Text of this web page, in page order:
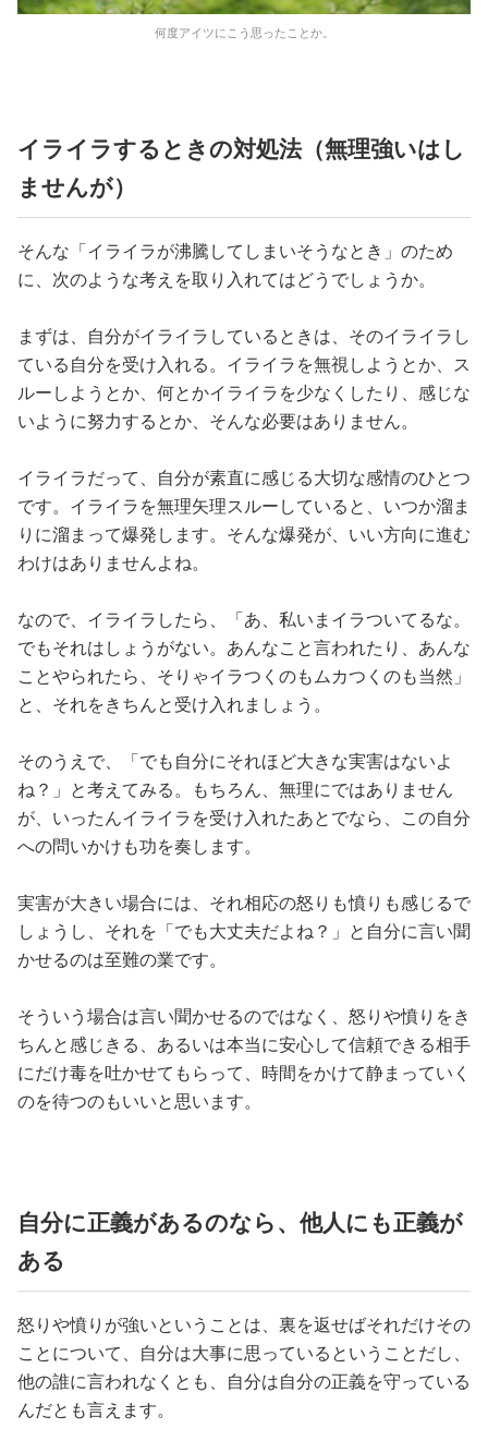
何度アイツにこう思ったことか。
イライラするときの対処法（無理強いはし
ませんが）
そんな「イライラが沸騰してしまいそうなとき」のため
に、次のような考えを取り入れてはどうでしょうか。
まずは、自分がイライラしているときは、そのイライラし
ている自分を受け入れる。イライラを無視しようとか、ス
ルーしようとか、何とかイライラを少なくしたり、感じな
いように努力するとか、そんな必要はありません。
イライラだって、自分が素直に感じる大切な感情のひとつ
です。イライラを無理矢理スルーしていると、いつか溜ま
りに溜まって爆発します。そんな爆発が、いい方向に進む
わけはありませんよね。
なので、イライラしたら、「あ、私いまイラついてるな。
でもそれはしょうがない。あんなこと言われたり、あんな
ことやられたら、そりゃイラつくのもムカつくのも当然」
と、それをきちんと受け入れましょう。
そのうえで、「でも自分にそれほど大きな実害はないよ
ね？」と考えてみる。もちろん、無理にではありません
が、いったんイライラを受け入れたあとでなら、この自分
への問いかけも功を奏します。
実害が大きい場合には、それ相応の怒りも憤りも感じるで
しょうし、それを「でも大丈夫だよね？」と自分に言い聞
かせるのは至難の業です。
そういう場合は言い聞かせるのではなく、怒りや憤りをき
ちんと感じきる、あるいは本当に安心して信頼できる相手
にだけ毒を吐かせてもらって、時間をかけて静まっていく
のを待つのもいいと思います。
自分に正義があるのなら、他人にも正義が
ある
怒りや憤りが強いということは、裏を返せばそれだけその
ことについて、自分は大事に思っているということだし、
他の誰に言われなくとも、自分は自分の正義を守っている
んだとも言えます。